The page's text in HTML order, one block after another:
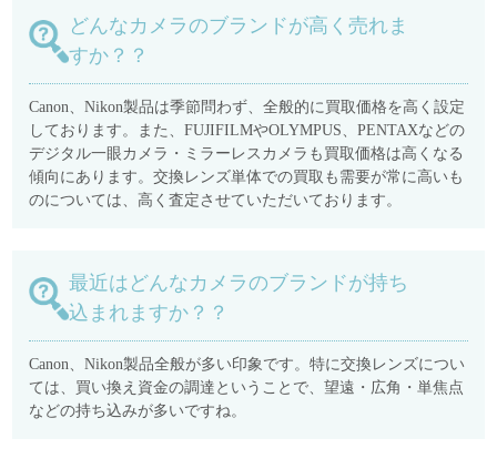
どんなカメラのブランドが高く売れま
すか？？
Canon、Nikon製品は季節問わず、全般的に買取価格を高く設定
しております。また、FUJIFILMやOLYMPUS、PENTAXなどの
デジタル一眼カメラ・ミラーレスカメラも買取価格は高くなる
傾向にあります。交換レンズ単体での買取も需要が常に高いも
のについては、高く査定させていただいております。
最近はどんなカメラのブランドが持ち
込まれますか？？
Canon、Nikon製品全般が多い印象です。特に交換レンズについ
ては、買い換え資金の調達ということで、望遠・広角・単焦点
などの持ち込みが多いですね。